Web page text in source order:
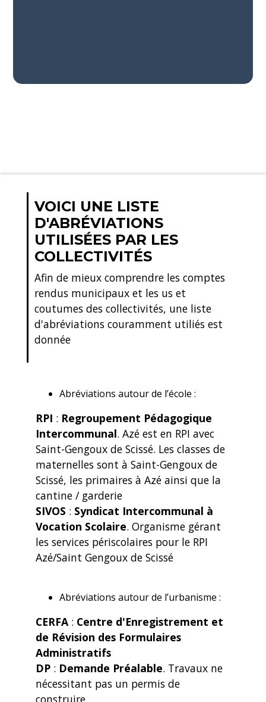
VOICI UNE LISTE
D'ABRÉVIATIONS
UTILISÉES PAR LES
COLLECTIVITÉS
Afin de mieux comprendre les comptes
rendus municipaux et les us et
coutumes des collectivités, une liste
d'abréviations couramment utiliés est
donnée
Abréviations autour de l’école :
RPI : Regroupement Pédagogique
Intercommunal. Azé est en RPI avec
Saint-Gengoux de Scissé. Les classes de
maternelles sont à Saint-Gengoux de
Scissé, les primaires à Azé ainsi que la
cantine / garderie
SIVOS : Syndicat Intercommunal à
Vocation Scolaire. Organisme gérant
les services périscolaires pour le RPI
Azé/Saint Gengoux de Scissé
Abréviations autour de l’urbanisme :
CERFA : Centre d'Enregistrement et
de Révision des Formulaires
Administratifs
DP : Demande Préalable. Travaux ne
nécessitant pas un permis de